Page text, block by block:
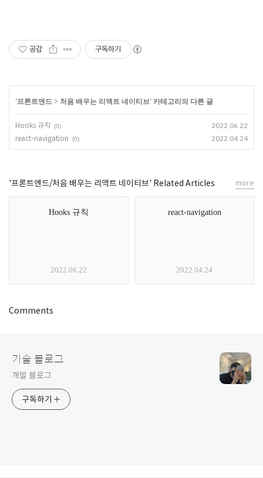
공감 구독하기
'프론트엔드 > 처음 배우는 리액트 네이티브' 카테고리의 다른 글
Hooks 규칙 (0) 2022.06.22
react-navigation (0) 2022.04.24
'프론트엔드/처음 배우는 리액트 네이티브' Related Articles
Hooks 규칙
2022.06.22
react-navigation
2022.04.24
more
Comments
기술 블로그
개발 블로그
구독하기